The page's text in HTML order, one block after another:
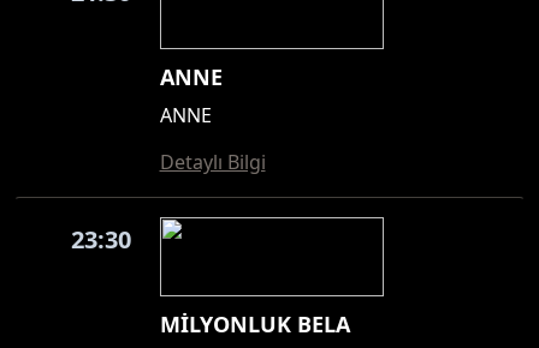
ANNE
ANNE
Detaylı Bilgi
23:30
MİLYONLUK BELA